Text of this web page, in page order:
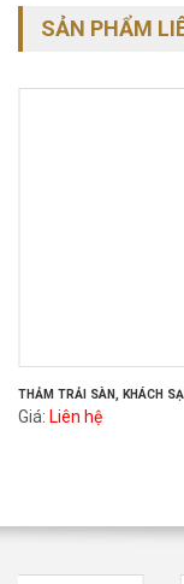
SẢN PHẨM
THẢM TRẢI SÀN, KHÁCH
Giá: Liên hệ